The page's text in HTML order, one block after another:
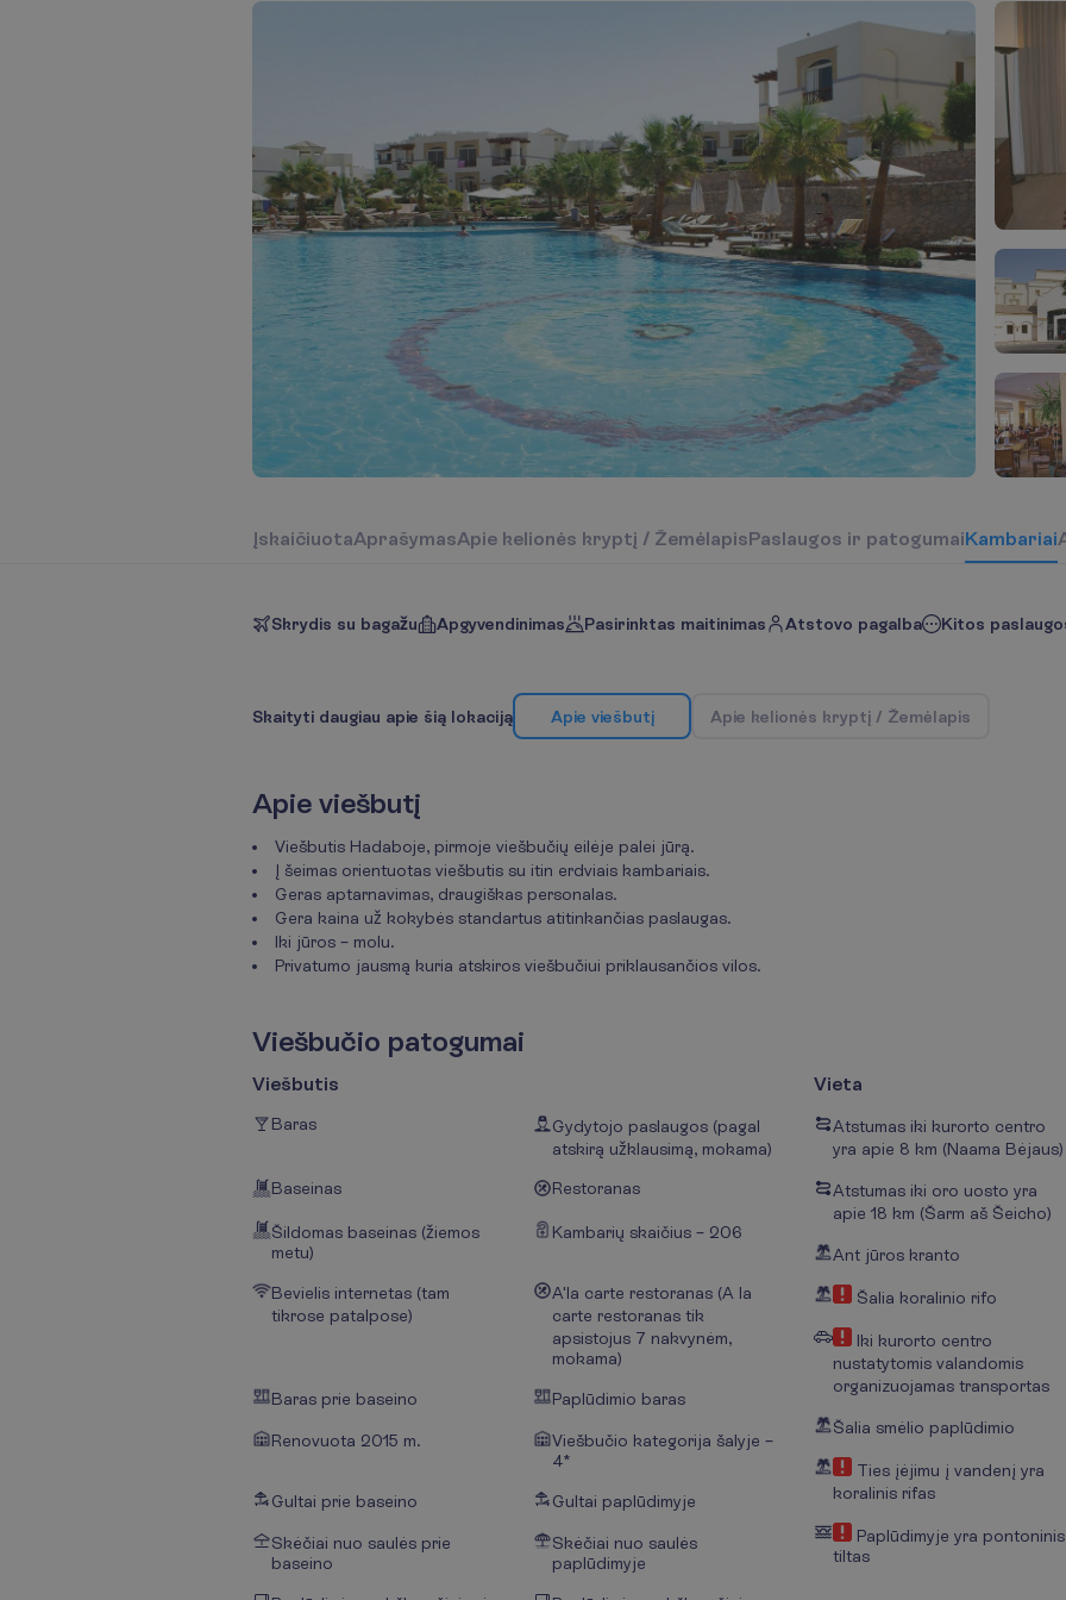
ĮskaičiuotaAprašymasApie kelionės kryptį / ŽemėlapisPaslaugos ir patogumaiKambariai
Skrydis su bagažu Apgyvendinimas Pasirinktas maitinimas Atstovo pagalba Kitos
Skaityti daugiau apie šią lokaciją Apie viešbutį Apie kelionės kryptį / Žemėlapis
Apie viešbutį
Viešbutis Hadaboje, pirmoje viešbučių eilėje palei jūrą.
Į šeimas orientuotas viešbutis su itin erdviais kambariais.
Geras aptarnavimas, draugiškas personalas.
Gera kaina už kokybės standartus atitinkančias paslaugas.
Iki jūros – molu.
Privatumo jausmą kuria atskiros viešbučiui priklausančios vilos.
Viešbučio patogumai
Viešbutis
Baras
Gydytojo paslaugos (pagal
atskirą užklausimą, mokama)
Baseinas Restoranas
Šildomas baseinas (žiemos
metu)
Kambarių skaičius – 206
Bevielis internetas (tam
tikrose patalpose)
A'la carte restoranas (A la
carte restoranas tik
apsistojus 7 nakvynėm,
mokama)
Baras prie baseino Paplūdimio baras
Renovuota 2015 m.
Viešbučio kategorija šalyje –
4*
Gultai prie baseino Gultai paplūdimyje
Skėčiai nuo saulės prie
baseino
Skėčiai nuo saulės
paplūdimyje
Vieta
Atstumas iki kurorto centro
yra apie 8 km (Naama Bėjaus)
Atstumas iki oro uosto yra
apie 18 km (Šarm aš Šeicho)
Ant jūros kranto
Šalia koralinio rifo
Iki kurorto centro
nustatytomis valandomis
organizuojamas transportas
Šalia smėlio paplūdimio
Ties įėjimu į vandenį yra
koralinis rifas
Paplūdimyje yra pontoninis
tiltas